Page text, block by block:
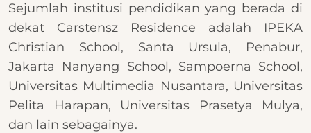
Sejumlah institusi pendidikan yang berada di
dekat Carstensz Residence adalah IPEKA
Christian School, Santa Ursula, Penabur,
Jakarta Nanyang School, Sampoerna School,
Universitas Multimedia Nusantara, Universitas
Pelita Harapan, Universitas Prasetya Mulya,
dan lain sebagainya.